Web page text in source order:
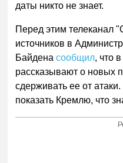
даты никто не знает.
Перед этим телеканал
источников в
Байденасообщил, что
рассказывают о новых
сдерживать ее от
показать Кремлю, что